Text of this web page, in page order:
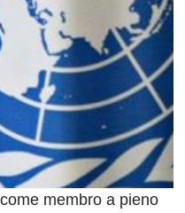
membro a pieno